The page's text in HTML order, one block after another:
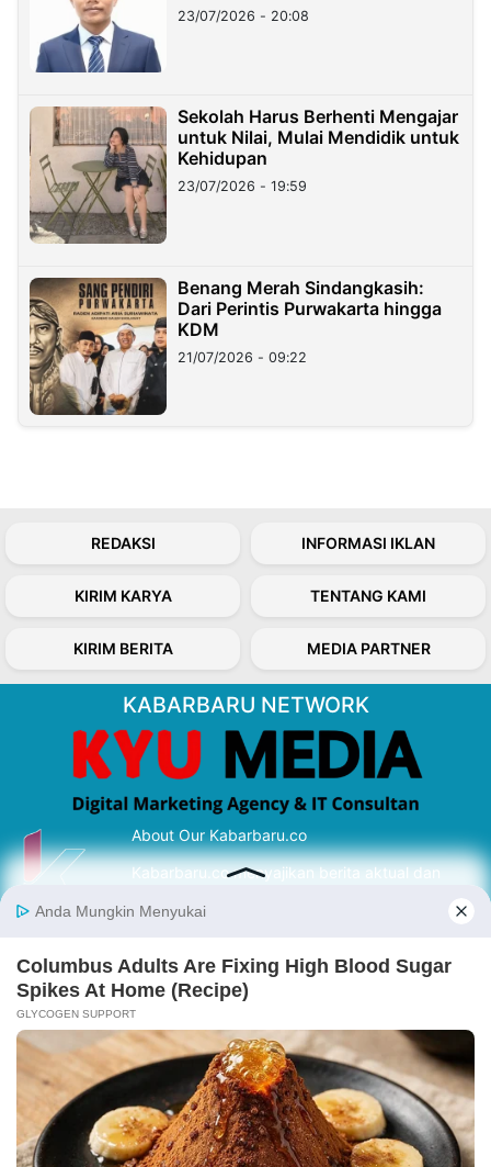
23/07/2026 - 20:08
Sekolah Harus Berhenti Mengajar
untuk Nilai, Mulai Mendidik untuk
Kehidupan
23/07/2026 - 19:59
Benang Merah Sindangkasih:
Dari Perintis Purwakarta hingga
KDM
21/07/2026 - 09:22
REDAKSI INFORMASI IKLAN
KIRIM KARYA TENTANG KAMI
KIRIM BERITA MEDIA PARTNER
KABARBARU NETWORK
About Our Kabarbaru.co
Kabarbaru.co menyajikan berita aktual dan
serta terverifikasi dari sumber yang tepat.
Follow Kabarbaru
Kabarbaru.co